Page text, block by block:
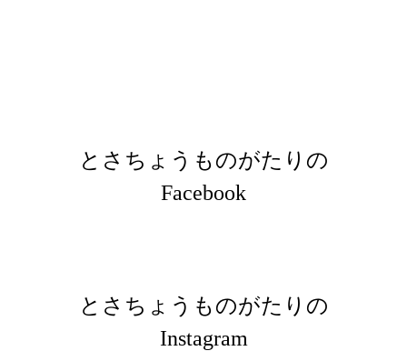
とさちょうものがたりの
Facebook
とさちょうものがたりの
Instagram